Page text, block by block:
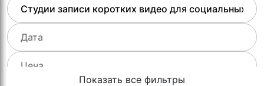
Показать все фильтры